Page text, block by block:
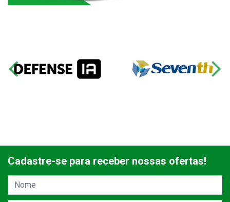
Cadastre-se para receber nossas ofertas!